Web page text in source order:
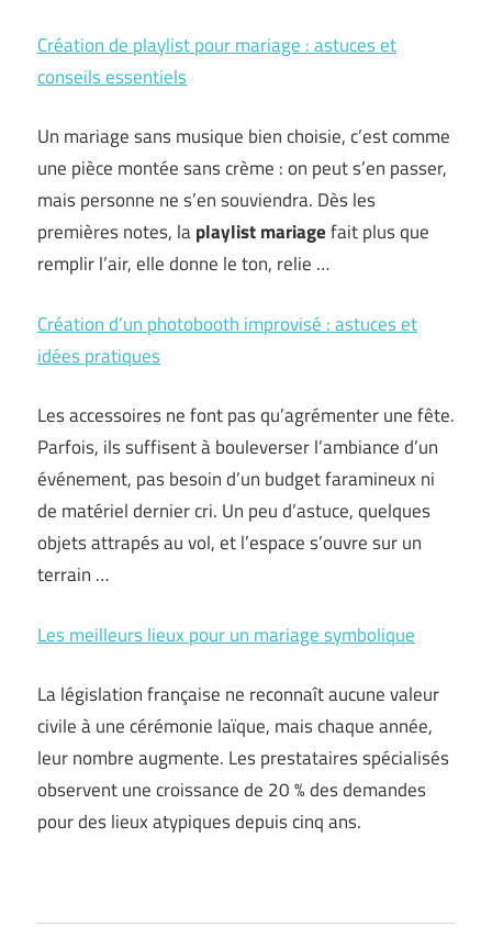
Création de playlist pour mariage : astuces et
conseils essentiels
Un mariage sans musique bien choisie, c’est comme
une pièce montée sans crème : on peut s’en passer,
mais personne ne s’en souviendra. Dès les
premières notes, laplaylist mariagefait plus que
remplir l’air, elle donne le ton, relie …
Création d’un photobooth improvisé : astuces et
idées pratiques
Les accessoires ne font pas qu’agrémenter une fête.
Parfois, ils suffisent à bouleverser l’ambiance d’un
événement, pas besoin d’un budget faramineux ni
de matériel dernier cri. Un peu d’astuce, quelques
objets attrapés au vol, et l’espace s’ouvre sur un
terrain …
Les meilleurs lieux pour un mariage symbolique
La législation française ne reconnaît aucune valeur
civile à une cérémonie laïque, mais chaque année,
leur nombre augmente. Les prestataires spécialisés
observent une croissance de 20 % des demandes
pour des lieux atypiques depuis cinq ans.